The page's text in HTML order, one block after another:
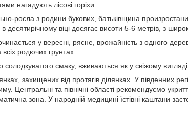
нагадують лісові горіхи.
росла з родини букових, батьківщина
десятирічному віці досягає висоти 5-6 метрів, з
у вересні, рясне, врожайність з одного
родючих грунтах.
смаку, вживаються як у свіжому
захищених від протягів ділянках. У південних
Центральні та північні області рекомендуємо
зона. У народній медицині їстівні каштани